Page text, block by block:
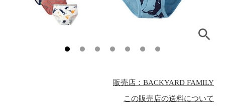
販売店：BACKYARD FAMILY
この販売店の送料について